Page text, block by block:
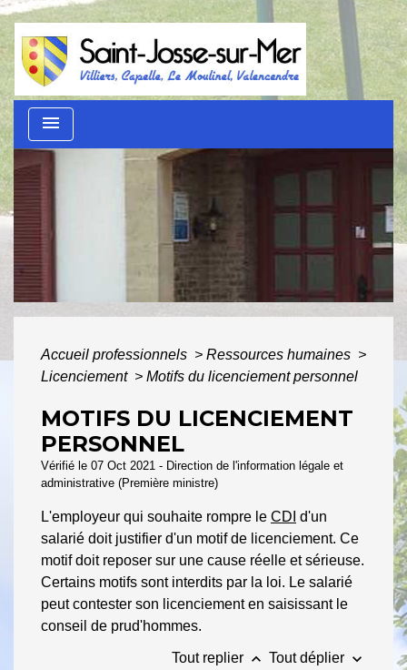
menu
Guide des démarches
administratives
AU QUOTIDIEN
GUIDE DES
DÉMARCHES ADMINISTRATIVES
Accueil professionnels > Ressources humaines >
Licenciement > Motifs du licenciement personnel
MOTIFS DU LICENCIEMENT
PERSONNEL
Vérifié le 07 Oct 2021 - Direction de l'information légale et
administrative (Première ministre)
L'employeur qui souhaite rompre le CDI d'un
salarié doit justifier d'un motif de licenciement. Ce
motif doit reposer sur une cause réelle et sérieuse.
Certains motifs sont interdits par la loi. Le salarié
peut contester son licenciement en saisissant le
conseil de prud'hommes.
Tout replier keyboard_arrow_up Tout déplier keyboard_arrow_down